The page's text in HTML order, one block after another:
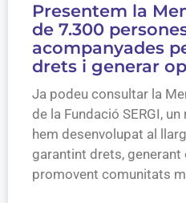
Presentem la
de 7.300
acompanyades
drets i generar
Ja podeu consultar la
de la Fundació SERGI,
hem desenvolupat al
garantint drets,
promovent comunitats